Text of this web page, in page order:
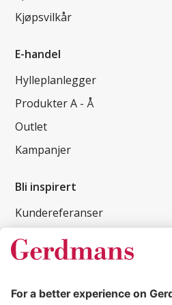
Kjøpsvilkår
E-handel
Hylleplanlegger
Produkter A - Å
Outlet
Kampanjer
Bli inspirert
Kundereferanser
Magasin
Tips og guider
Kontakt